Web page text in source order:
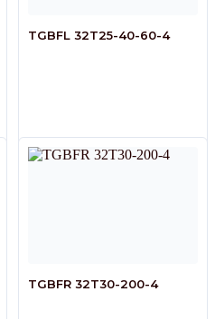
TGBFL 32T25-40-60-4
TGBFR 32T30-200-4